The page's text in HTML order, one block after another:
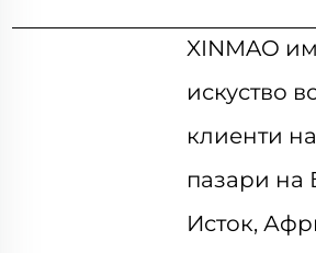
XINMAO
искуство
клиенти
пазари на
Исток,